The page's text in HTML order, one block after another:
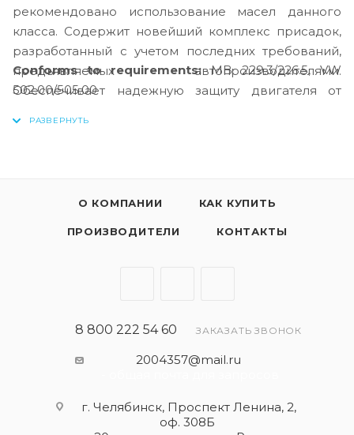
рекомендовано использование масел данного
класса. Содержит новейший комплекс присадок,
разработанный с учетом последних требований,
предъявляемых автопроизводителями.
Обеспечивает надежную защиту двигателя от
Conforms to requirements:MB 229.3/226.5, VW
502.00/505.00
О КОМПАНИИ КАК КУПИТЬ
ПРОИЗВОДИТЕЛИ КОНТАКТЫ
8 800 222 54 60 ЗАКАЗАТЬ ЗВОНОК
2004357@mail.ru
г. Челябинск, Проспект Ленина, 2,
оф. 308Б